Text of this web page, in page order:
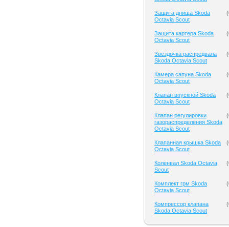
Защита днища Skoda
Octavia Scout
(
Защита картера Skoda
Octavia Scout
(
Звездочка распредвала
Skoda Octavia Scout
(
Камера сапуна Skoda
Octavia Scout
(
Клапан впускной Skoda
Octavia Scout
(
Клапан регулировки
газораспределения Skoda
Octavia Scout
(
Клапанная крышка Skoda
Octavia Scout
(
Коленвал Skoda Octavia
Scout
(
Комплект грм Skoda
Octavia Scout
(
Компрессор клапана
Skoda Octavia Scout
(